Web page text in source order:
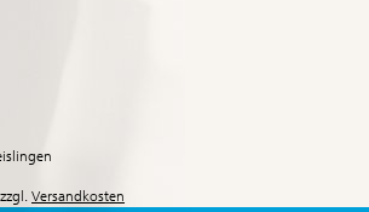
Versandkosten